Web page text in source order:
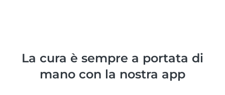
La cura è sempre a portata di
mano con la nostra app